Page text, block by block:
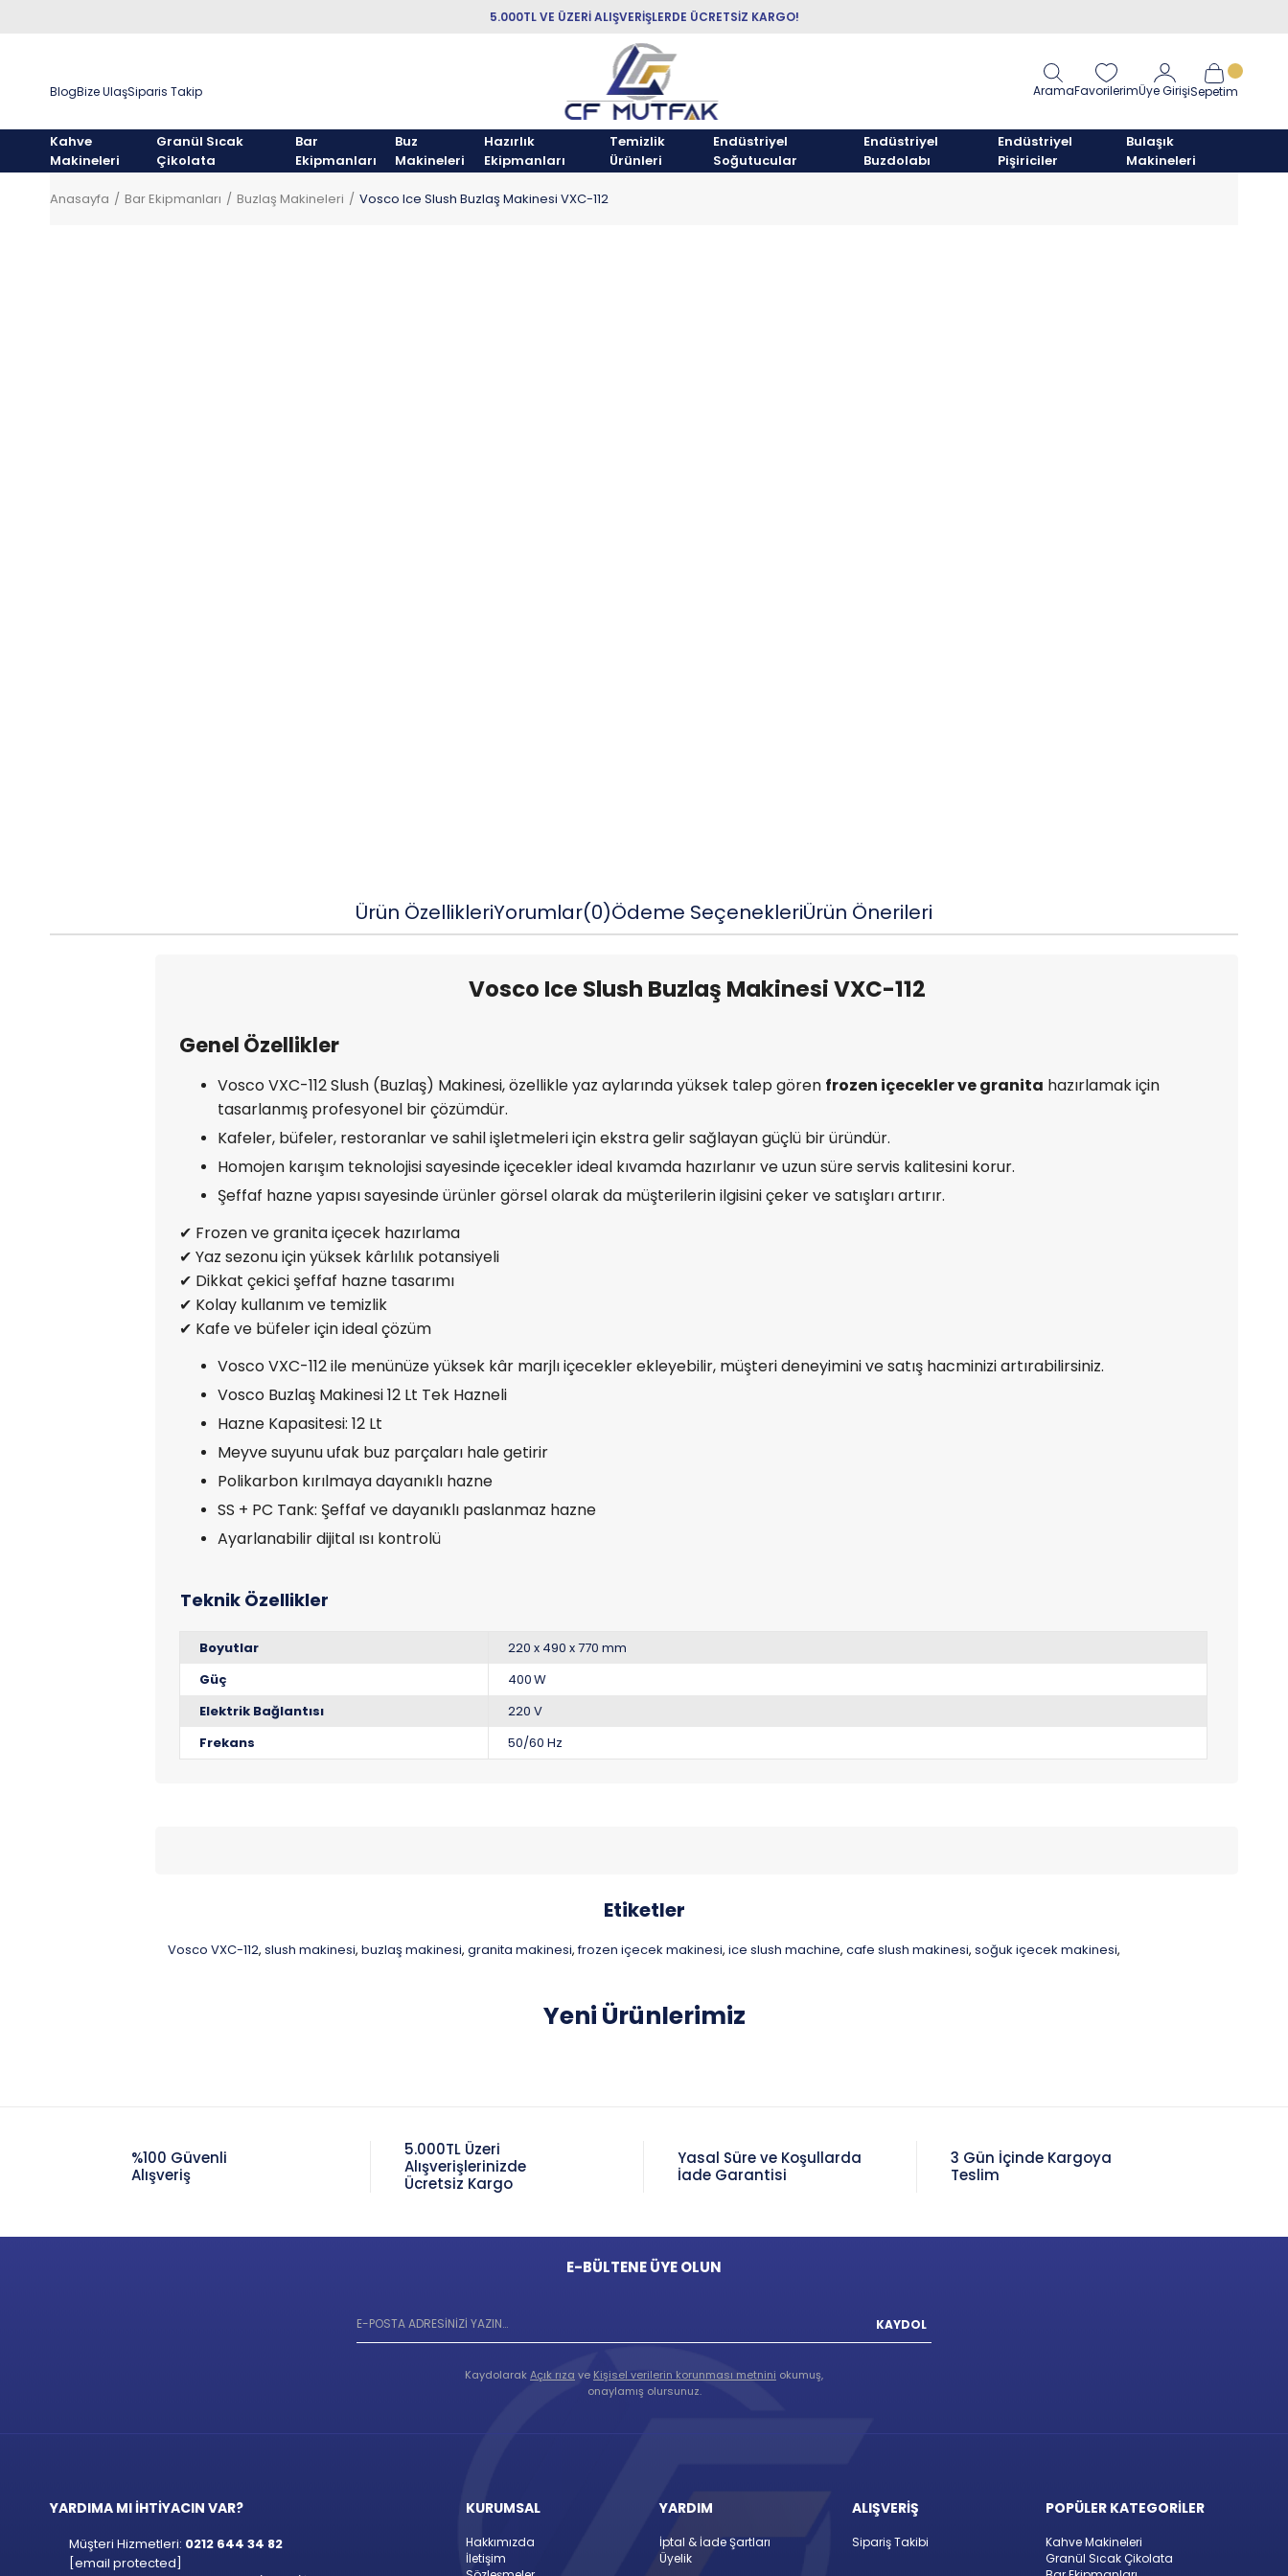
5.000TL VE ÜZERİ ALIŞVERİŞLERDE ÜCRETSİZ KARGO!
BlogBize UlaşSiparis Takip AramaFavorilerimÜye GirişiSepetim
Kahve
Makineleri
Granül Sıcak
Çikolata
Bar
Ekipmanları
Buz
Makineleri
Hazırlık
Ekipmanları
Temizlik
Ürünleri
Endüstriyel
Soğutucular
Endüstriyel
Buzdolabı
Endüstriyel
Pişiriciler
Bulaşık
Makineleri
Anasayfa Bar Ekipmanları Buzlaş Makineleri Vosco Ice Slush Buzlaş Makinesi VXC-112
Ürün ÖzellikleriYorumlar(0)Ödeme SeçenekleriÜrün Önerileri
Vosco Ice Slush Buzlaş Makinesi VXC-112
Genel Özellikler
Vosco VXC-112 Slush (Buzlaş) Makinesi, özellikle yaz aylarında yüksek talep gören frozen içecekler ve granita hazırlamak için
tasarlanmış profesyonel bir çözümdür.
Kafeler, büfeler, restoranlar ve sahil işletmeleri için ekstra gelir sağlayan güçlü bir üründür.
Homojen karışım teknolojisi sayesinde içecekler ideal kıvamda hazırlanır ve uzun süre servis kalitesini korur.
Şeffaf hazne yapısı sayesinde ürünler görsel olarak da müşterilerin ilgisini çeker ve satışları artırır.
✔ Frozen ve granita içecek hazırlama
✔ Yaz sezonu için yüksek kârlılık potansiyeli
✔ Dikkat çekici şeffaf hazne tasarımı
✔ Kolay kullanım ve temizlik
✔ Kafe ve büfeler için ideal çözüm
Vosco VXC-112 ile menünüze yüksek kâr marjlı içecekler ekleyebilir, müşteri deneyimini ve satış hacminizi artırabilirsiniz.
Vosco Buzlaş Makinesi 12 Lt Tek Hazneli
Hazne Kapasitesi: 12 Lt
Meyve suyunu ufak buz parçaları hale getirir
Polikarbon kırılmaya dayanıklı hazne
SS + PC Tank: Şeffaf ve dayanıklı paslanmaz hazne
Ayarlanabilir dijital ısı kontrolü
Boyutlar
220 x 490 x 770 mm
Güç
400 W
Elektrik Bağlantısı
220 V
Frekans
50/60 Hz
Etiketler
Vosco VXC-112, slush makinesi, buzlaş makinesi, granita makinesi, frozen içecek makinesi, ice slush machine, cafe slush makinesi, soğuk içecek makinesi,
Yeni Ürünlerimiz
%100 Güvenli
Alışveriş
5.000TL Üzeri
Alışverişlerinizde
Ücretsiz Kargo
Yasal Süre ve Koşullarda
İade Garantisi
3 Gün İçinde Kargoya
Teslim
E-BÜLTENE ÜYE OLUN
KAYDOL
KaydolarakAçık rıza ve Kişisel verilerin korunması metnini okumuş,
onaylamış olursunuz.
YARDIMA MI İHTİYACIN VAR?
Müşteri Hizmetleri: 0212 644 34 82
[email protected]
KURUMSAL
Hakkımızda
İletişim
YARDIM
İptal & İade Şartları
Üyelik
ALIŞVERİŞ
Sipariş Takibi
POPÜLER KATEGORİLER
Kahve Makineleri
Granül Sıcak Çikolata